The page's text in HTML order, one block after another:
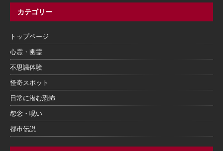
カテゴリー
トップページ
心霊・幽霊
不思議体験
怪奇スポット
日常に潜む恐怖
怨念・呪い
都市伝説